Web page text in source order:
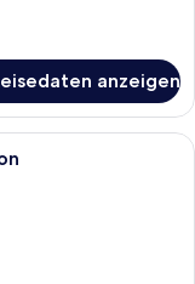
anzeigen
mit Tisch und Stühlen,